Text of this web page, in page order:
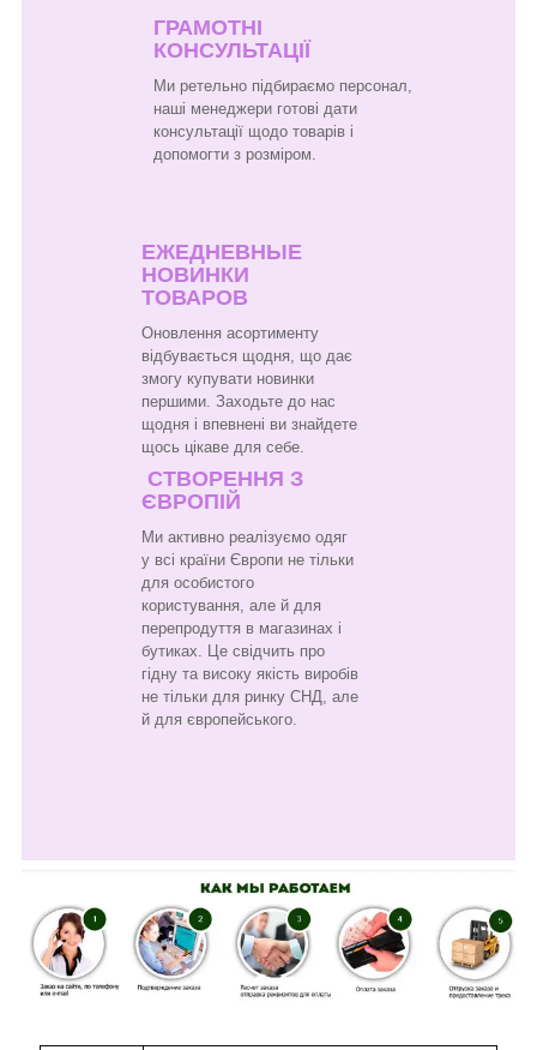
ГРАМОТНІ
КОНСУЛЬТАЦІЇ
Ми ретельно підбираємо персонал,
наші менеджери готові дати
консультації щодо товарів і
допомогти з розміром.
ЕЖЕДНЕВНЫЕ
НОВИНКИ
ТОВАРОВ
Оновлення асортименту
відбувається щодня, що дає
змогу купувати новинки
першими. Заходьте до нас
щодня і впевнені ви знайдете
щось цікаве для себе.
СТВОРЕННЯ З
ЄВРОПІЙ
Ми активно реалізуємо одяг
у всі країни Європи не тільки
для особистого
користування, але й для
перепродуття в магазинах і
бутиках. Це свідчить про
гідну та високу якість виробів
не тільки для ринку СНД, але
й для європейського.